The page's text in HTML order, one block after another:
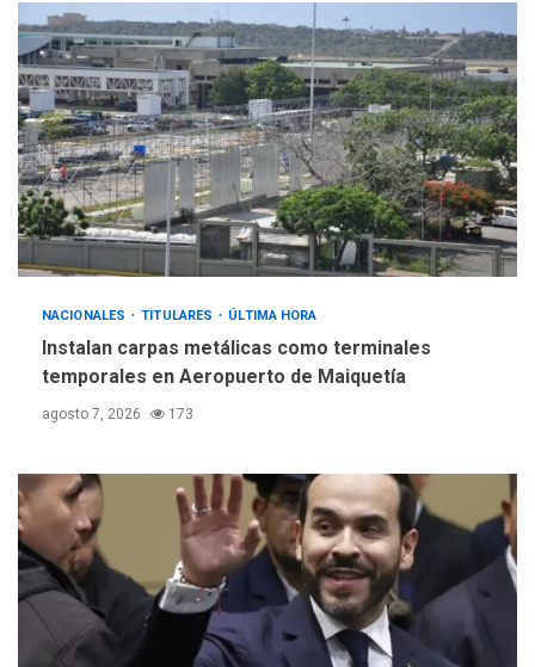
5
Hiroshima 81 años de la
debacle atómica. Japón
debate principios no
nucleares
NACIONALES TITULARES ÚLTIMA HORA
Instalan carpas metálicas como terminales
temporales en Aeropuerto de Maiquetía
agosto 7, 2026 173